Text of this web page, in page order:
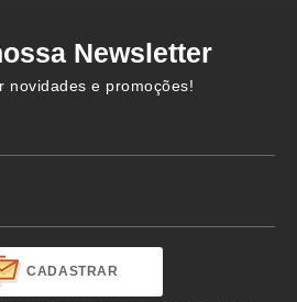
Newsletter
novidades e promoções!
CADASTRAR